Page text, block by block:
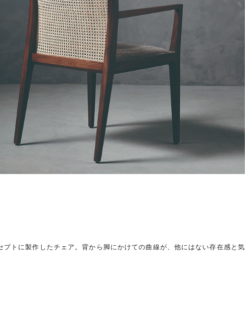
プトに製作したチェア。背から脚にかけての曲線が、他にはない存在感と気